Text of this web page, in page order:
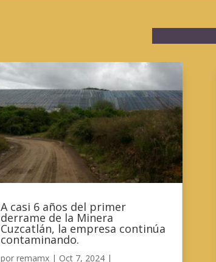
A casi 6 años del primer
derrame de la Minera
Cuzcatlán, la empresa continúa
contaminando.
porremamx | Oct 7, 2024 |